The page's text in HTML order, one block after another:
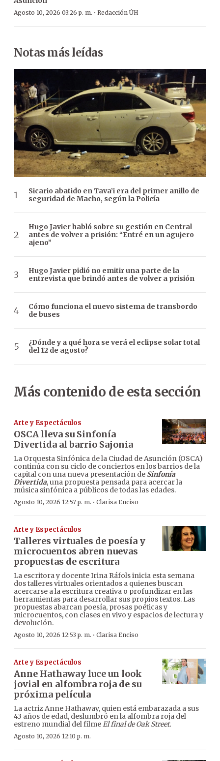
Agosto 10, 2026 03:26 p. m. · Redacción ÚH
Notas más leídas
Sicario abatido en Tava’i era del primer anillo de
seguridad de Macho, según la Policía
Hugo Javier habló sobre su gestión en Central
antes de volver a prisión: “Entré en un agujero
ajeno”
Hugo Javier pidió no emitir una parte de la
entrevista que brindó antes de volver a prisión
Cómo funciona el nuevo sistema de transbordo
de buses
¿Dónde y a qué hora se verá el eclipse solar total
del 12 de agosto?
Más contenido de esta sección
Arte y Espectáculos
OSCA lleva su Sinfonía
Divertida al barrio Sajonia
La Orquesta Sinfónica de la Ciudad de Asunción (OSCA)
continúa con su ciclo de conciertos en los barrios de la
capital con una nueva presentación de Sinfonía
Divertida, una propuesta pensada para acercar la
música sinfónica a públicos de todas las edades.
Agosto 10, 2026 12:57 p. m. · Clarisa Enciso
Arte y Espectáculos
Talleres virtuales de poesía y
microcuentos abren nuevas
propuestas de escritura
La escritora y docente Irina Ráfols inicia esta semana
dos talleres virtuales orientados a quienes buscan
acercarse a la escritura creativa o profundizar en las
herramientas para desarrollar sus propios textos. Las
propuestas abarcan poesía, prosas poéticas y
microcuentos, con clases en vivo y espacios de lectura y
devolución.
Agosto 10, 2026 12:53 p. m. · Clarisa Enciso
Arte y Espectáculos
Anne Hathaway luce un look
jovial en alfombra roja de su
próxima película
La actriz Anne Hathaway, quien está embarazada a sus
43 años de edad, deslumbró en la alfombra roja del
estreno mundial del filmeEl final de Oak Street.
Agosto 10, 2026 12:10 p. m.